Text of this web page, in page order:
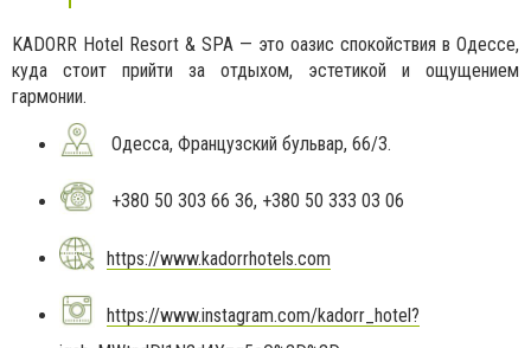
KADORR Hotel Resort & SPA — это оазис спокойствия в Одессе,
куда стоит прийти за отдыхом, эстетикой и ощущением
гармонии.
Одесса, Французский бульвар, 66/3.
+380 50 303 66 36, +380 50 333 03 06
https://www.kadorrhotels.com
https://www.instagram.com/kadorr_hotel?